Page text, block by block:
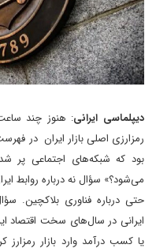
دیپلماسی ایرانی: هنوز چند ساعت
رمزارزی اصلی بازار ایران در
بود که شبکه‌های اجتماعی پر
می‌شود؟» سؤال نه درباره روابط
حتی درباره فناوری بلاکچین.
ایرانی در سال‌های سخت اقتصاد
یا کسب درآمد وارد بازار